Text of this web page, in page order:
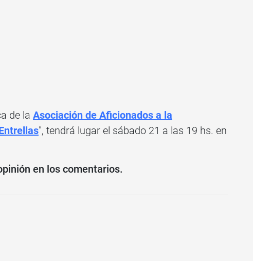
de la Asociación de Aficionados a la
", tendrá lugar el sábado 21 a las 19 hs. en
en los comentarios.